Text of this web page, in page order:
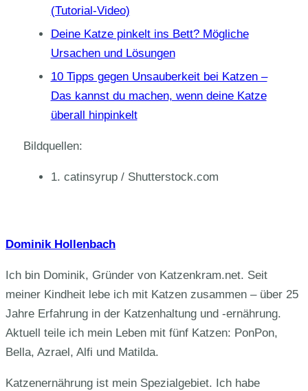
(Tutorial-Video)
Deine Katze pinkelt ins Bett? Mögliche
Ursachen und Lösungen
10 Tipps gegen Unsauberkeit bei Katzen –
Das kannst du machen, wenn deine Katze
überall hinpinkelt
Bildquellen:
1. catinsyrup / Shutterstock.com
Dominik Hollenbach
Ich bin Dominik, Gründer von Katzenkram.net. Seit
meiner Kindheit lebe ich mit Katzen zusammen – über 25
Jahre Erfahrung in der Katzenhaltung und -ernährung.
Aktuell teile ich mein Leben mit fünf Katzen: PonPon,
Bella, Azrael, Alfi und Matilda.
Katzenernährung ist mein Spezialgebiet. Ich habe